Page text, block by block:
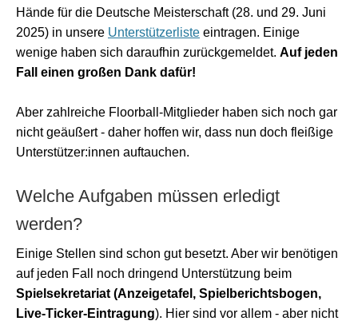
Hände für die Deutsche Meisterschaft (28. und 29. Juni
2025) in unsere Unterstützerliste eintragen. Einige
wenige haben sich daraufhin zurückgemeldet. Auf jeden
Fall einen großen Dank dafür!
Aber zahlreiche Floorball-Mitglieder haben sich noch gar
nicht geäußert - daher hoffen wir, dass nun doch fleißige
Unterstützer:innen auftauchen.
Welche Aufgaben müssen erledigt
werden?
Einige Stellen sind schon gut besetzt. Aber wir benötigen
auf jeden Fall noch dringend Unterstützung beim
Spielsekretariat (Anzeigetafel, Spielberichtsbogen,
Live-Ticker-Eintragung). Hier sind vor allem - aber nicht